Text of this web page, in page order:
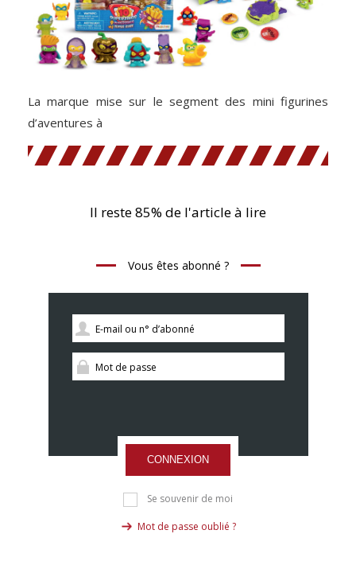
La marque mise sur le segment des mini figurines
d’aventures à
Il reste 85% de l'article à lire
Vous êtes abonné ?
CONNEXION
Se souvenir de moi
Mot de passe oublié ?